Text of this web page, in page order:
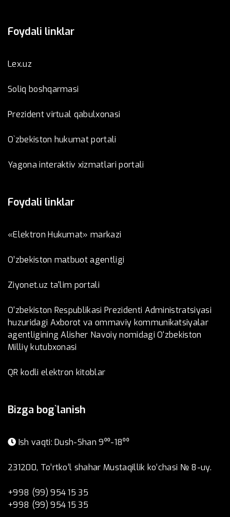
Foydali linklar
Lex.uz
Soliq boshqarmasi
Prezident virtual qabulxonasi
O`zbekiston hukumat portali
Yagona interaktiv xizmatlari portali
Foydali linklar
«Elektron Hukumat» markazi
O’zbеkistоn mаtbuоt аgеntligi
Ziyonet.uz ta'lim portali
O‘zbekiston Respublikasi Prezidenti Administratsiyasi
huzuridagi Axborot va ommaviy kommunikatsiyalar
agentligining Alisher Navoiy nomidagi O‘zbekiston
Milliy kutubxonasi
QR kodli elektron kitoblar
Bizga bog`lanish
Ish vaqti: Dush-Shan 9⁰⁰-18⁰⁰
231200, To’rtko’l shahar Mustaqillik ko‘chasi № 8-uy.
+998 (99) 954 15 35
+998 (99) 954 15 35